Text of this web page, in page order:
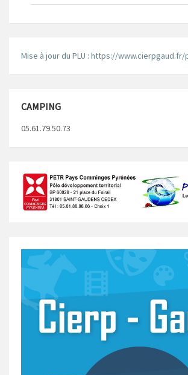
Mise à jour du PLU : https://www.cierpgaud.fr/
CAMPING
05.61.79.50.73